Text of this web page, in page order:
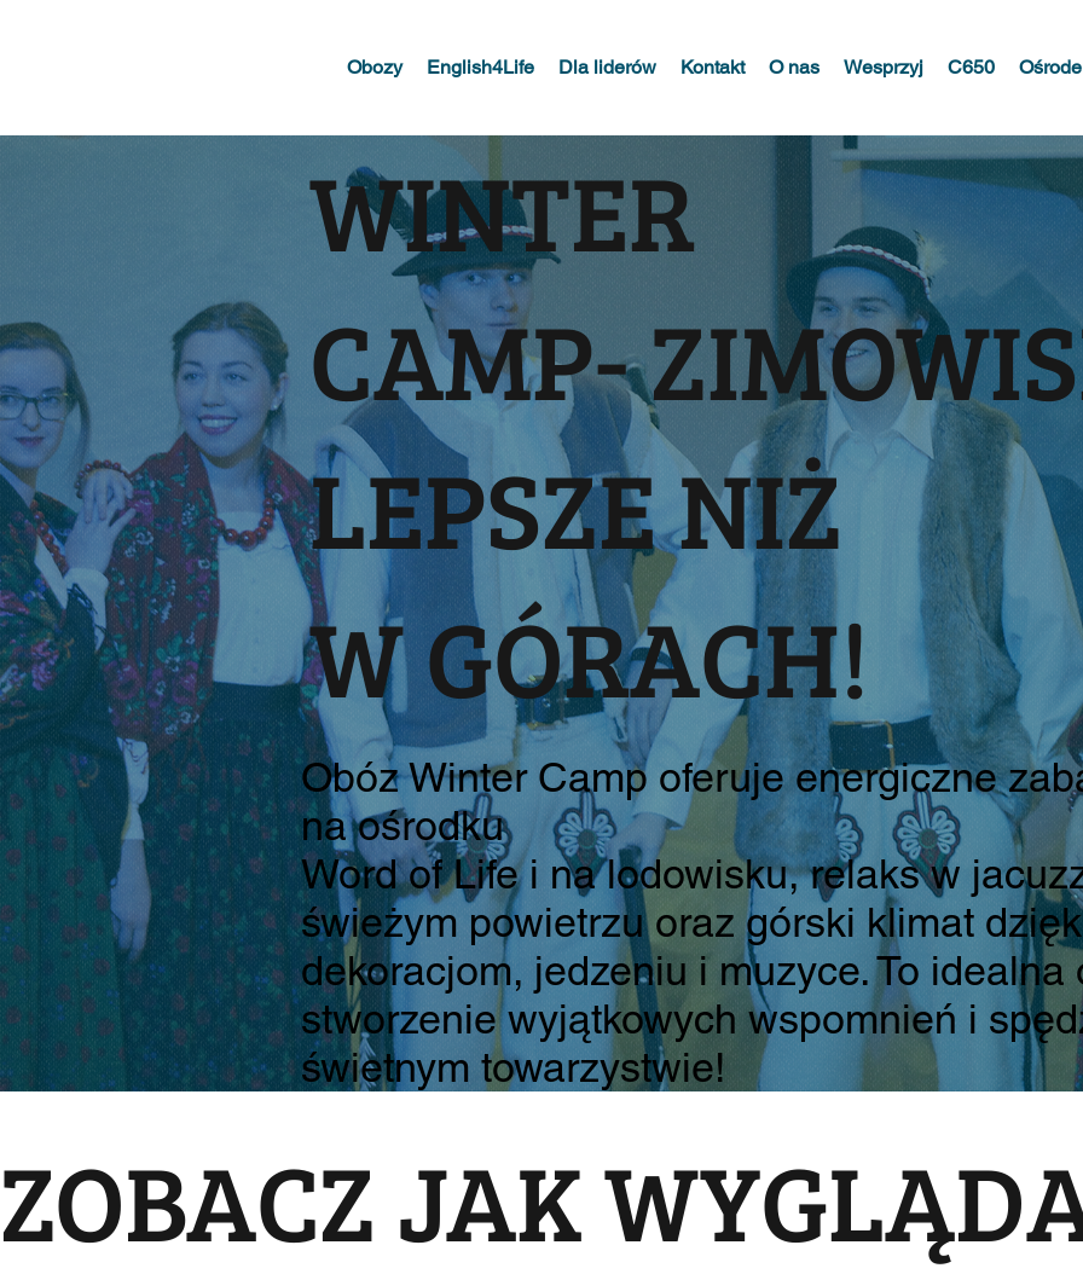
Obozy English4Life Dla liderów Kontakt O nas Wesprzyj C650
WINTER
CAMP-
LEPSZE NIŻ
W GÓRACH!
Obóz Winter Camp oferuje energiczne
na ośrodku
Word of Life i na lodowisku, relaks w
świeżym powietrzu oraz górski klimat
dekoracjom, jedzeniu i muzyce. To idealna
stworzenie wyjątkowych wspomnień i
świetnym towarzystwie!
ZOBACZ JAK